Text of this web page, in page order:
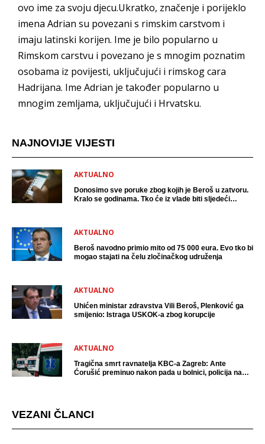
ovo ime za svoju djecu.Ukratko, značenje i porijeklo
imena Adrian su povezani s rimskim carstvom i
imaju latinski korijen. Ime je bilo popularno u
Rimskom carstvu i povezano je s mnogim poznatim
osobama iz povijesti, uključujući i rimskog cara
Hadrijana. Ime Adrian je također popularno u
mnogim zemljama, uključujući i Hrvatsku.
NAJNOVIJE VIJESTI
AKTUALNO
Donosimo sve poruke zbog kojih je Beroš u zatvoru.
Kralo se godinama. Tko će iz vlade biti sljedeći
AKTUALNO
Beroš navodno primio mito od 75 000 eura. Evo tko bi
mogao stajati na čelu zločinačkog udruženja
AKTUALNO
Uhićen ministar zdravstva Vili Beroš, Plenković ga
smijenio: Istraga USKOK-a zbog korupcije
AKTUALNO
Tragična smrt ravnatelja KBC-a Zagreb: Ante
Ćorušić preminuo nakon pada u bolnici, policija na
VEZANI ČLANCI